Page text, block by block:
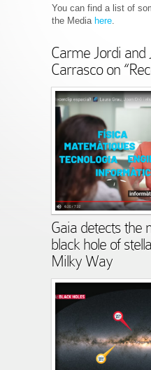
You can find a list of
the Media here.
Carme Jordi and
Carrasco on
Gaia detects the
black hole of
Milky Way